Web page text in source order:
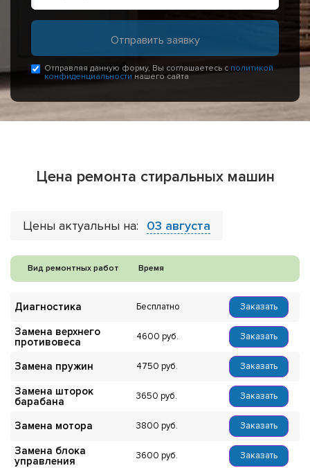
Отправляя данную форму, Вы соглашаетесь с политикой
конфиденциальности нашего сайта
Цена ремонта стиральных машин
Цены актуальны на: 03 августа
Вид ремонтных работ Время
Диагностика Бесплатно Заказать
Замена верхнего
противовеса
4600 Заказать
Замена пружин 4750 Заказать
Замена шторок
барабана
3650 Заказать
Замена мотора 3800 Заказать
Замена блока
управления
3600 Заказать